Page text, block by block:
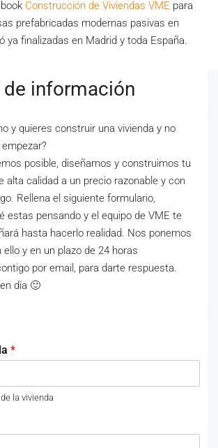
Construcción de Viviendas VME para
prefabricadas modernas pasivas en
ya finalizadas en Madrid y toda España.
información
y quieres construir una vivienda y no
posible, diseñamos y construimos tu
alta calidad a un precio razonable y con
Rellena el siguiente formulario,
estas pensando y el equipo de VME te
hasta hacerlo realidad. Nos ponemos
y en un plazo de 24 horas
por email, para darte respuesta.
día 🙂
*
la vivienda